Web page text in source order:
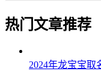
热门文章推荐
2024年龙宝宝取